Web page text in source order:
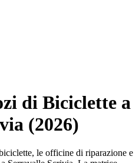
di Biciclette a
(2026)
le officine di riparazione e